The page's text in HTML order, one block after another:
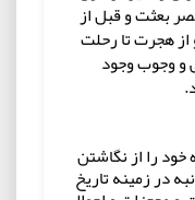
بعثت و قبل از
هجرت تا رحلت
و وجوب وجود
را از نگاشتن
در زمینه تاریخ